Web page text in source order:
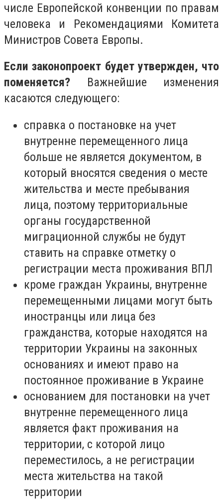
числе Европейской конвенции по правам
человека и Рекомендациями Комитета
Министров Совета Европы.
Если законопроект будет утвержден, что
поменяется? Важнейшие изменения
касаются следующего:
справка о постановке на учет
внутренне перемещенного лица
больше не является документом, в
который вносятся сведения о месте
жительства и месте пребывания
лица, поэтому территориальные
органы государственной
миграционной службы не будут
ставить на справке отметку о
регистрации места проживания ВПЛ
кроме граждан Украины, внутренне
перемещенными лицами могут быть
иностранцы или лица без
гражданства, которые находятся на
территории Украины на законных
основаниях и имеют право на
постоянное проживание в Украине
основанием для постановки на учет
внутренне перемещенного лица
является факт проживания на
территории, с которой лицо
переместилось, а не регистрации
места жительства на такой
территории